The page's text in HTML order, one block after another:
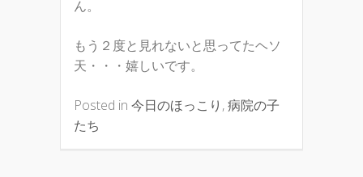
ん。
もう２度と見れないと思ってたヘソ
天・・・嬉しいです。
Posted in 今日のほっこり ,病院の子
たち